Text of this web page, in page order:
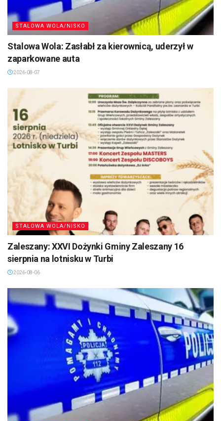
STALOWA WOLA/NISKO
Stalowa Wola: Zasłabł za kierownicą, uderzył w
zaparkowane auta
2026-08-07
STALOWA WOLA/NISKO
Zaleszany: XXVI Dożynki Gminy Zaleszany 16
sierpnia na lotnisku w Turbi
2026-08-06